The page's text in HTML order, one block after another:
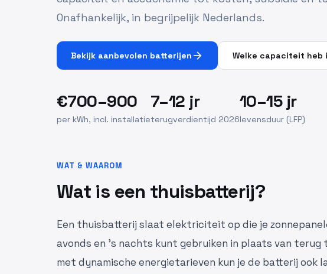
Onafhankelijk, in begrijpelijk Nederlands.
Bekijk aanbevolen batterijen arrow_forward Welke capaciteit heb
€700–900
per kWh, incl. installatie
7–12 jr
terugverdientijd 2026
10–15 jr
levensduur (LFP)
WAT & WAAROM
Wat is een thuisbatterij?
Een thuisbatterij slaat elektriciteit op die je
avonds en 's nachts kunt gebruiken in plaats van terug
met dynamische energietarieven kun je de batterij ook